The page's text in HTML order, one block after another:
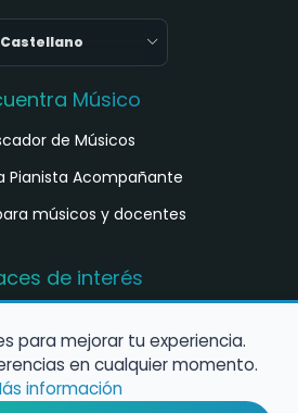
Castellano
Músico
de Músicos
Pianista Acompañante
músicos y docentes
de interés
en España
alertas de empleo
para mejorar tu experiencia.
en cualquier momento.
información